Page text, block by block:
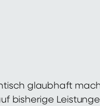
glaubhaft
bisherige